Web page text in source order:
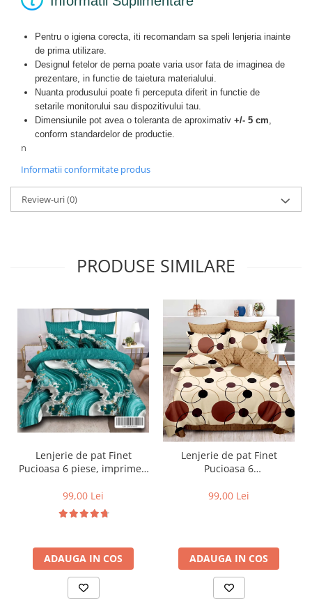
Pentru o igiena corecta, iti recomandam sa speli lenjeria inainte
de prima utilizare.
Designul fetelor de perna poate varia usor fata de imaginea de
prezentare, in functie de taietura materialului.
Nuanta produsului poate fi perceputa diferit in functie de
setarile monitorului sau dispozitivului tau.
Dimensiunile pot avea o toleranta de aproximativ +/- 5 cm
conform standardelor de productie.
n
Informatii conformitate produs
Review-uri(0)
PRODUSE SIMILARE
Lenjerie de pat Finet
Pucioasa 6 piese, imprimeu
alb și auriu-R619
99,00 Lei
ADAUGA IN COS
Lenjerie de pat Finet
Pucioasa 6
si buline-R369
99,00 Lei
ADAUGA IN COS